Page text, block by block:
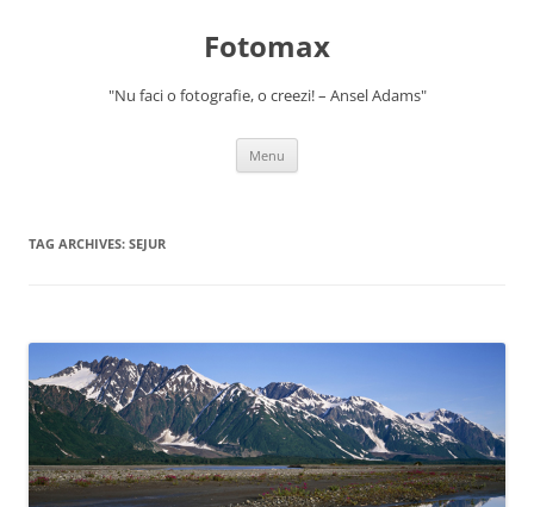
Fotomax
"Nu faci o fotografie, o creezi! – Ansel Adams"
Menu
TAG ARCHIVES: SEJUR